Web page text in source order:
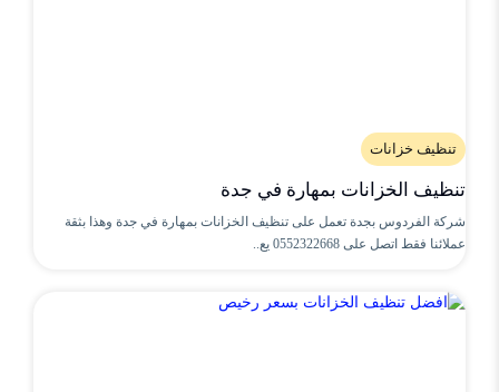
تنظيف خزانات
تنظيف الخزانات بمهارة في جدة
شركة الفردوس بجدة تعمل على تنظيف الخزانات بمهارة في جدة وهذا بثقة
عملائنا فقط اتصل على 0552322668 يع..